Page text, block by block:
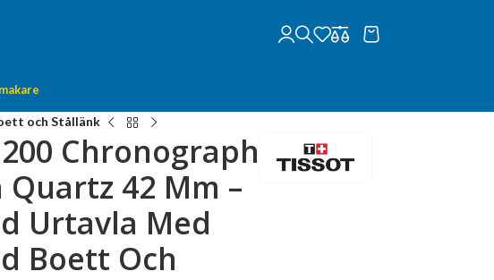
och Stållänk
Chronograph
42 Mm –
Urtavla Med
Boett Och